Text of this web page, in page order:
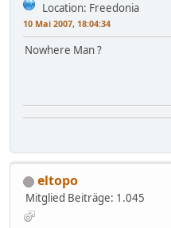
Location: Freedonia
10 Mai 2007, 18:04:34
Nowhere Man ?
eltopo
Mitglied Beiträge: 1.045